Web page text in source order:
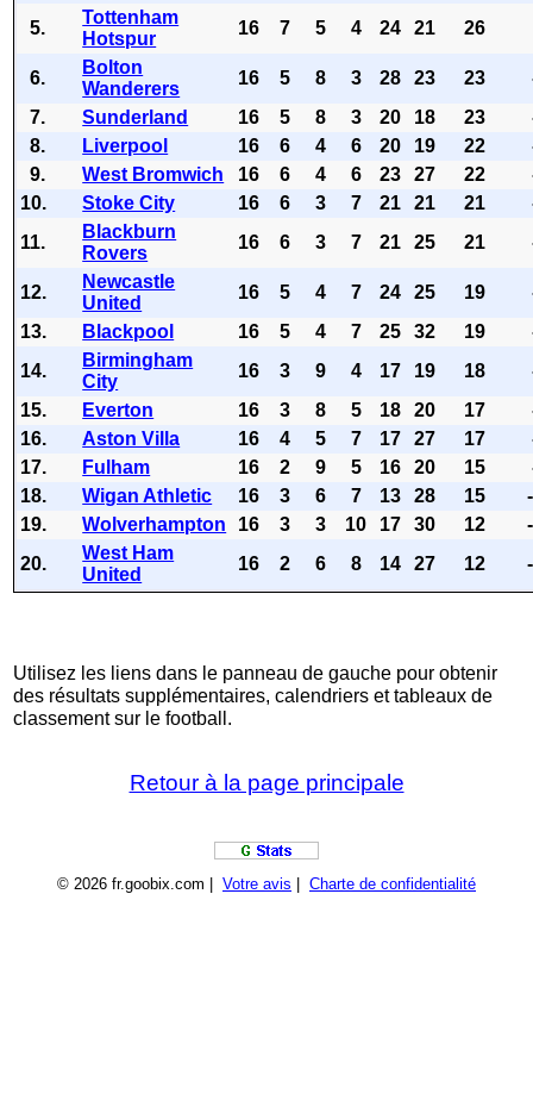
5.
Tottenham
Hotspur
16 7 5 4 24 21 26
6.
Bolton
Wanderers
16 5 8 3 28 23 23
7.
Sunderland 16 5 8 3 20 18 23
8.
Liverpool 16 6 4 6 20 19 22
9.
West Bromwich 16 6 4 6 23 27 22
10.
Stoke City 16 6 3 7 21 21 21
11.
Blackburn
Rovers
16 6 3 7 21 25 21
12.
Newcastle
United
16 5 4 7 24 25 19
13.
Blackpool 16 5 4 7 25 32 19
14.
Birmingham
City
16 3 9 4 17 19 18
15.
Everton 16 3 8 5 18 20 17
16.
Aston Villa 16 4 5 7 17 27 17
17.
Fulham 16 2 9 5 16 20 15
18.
Wigan Athletic 16 3 6 7 13 28 15
19.
Wolverhampton 16 3 3 10 17 30 12
20.
West Ham
United
16 2 6 8 14 27 12
Utilisez les liens dans le panneau de gauche pour obtenir
des résultats supplémentaires, calendriers et tableaux de
classement sur le football.
Retour à la page principale
© 2026 fr.goobix.com | Votre avis Charte de confidentialité